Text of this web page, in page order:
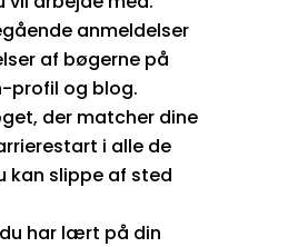
anmeldelser
af bøgerne på
profil og blog.
der matcher dine
i alle de
kan slippe af sted
har lært på din